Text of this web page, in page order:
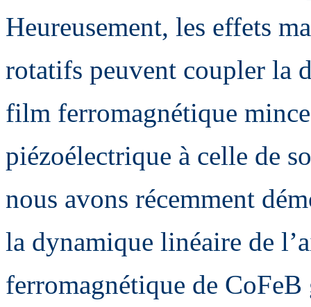
Heureusement, les effets
rotatifs peuvent coupler la
film ferromagnétique
piézoélectrique à celle de
nous avons récemment
la dynamique linéaire de
ferromagnétique de CoFeB